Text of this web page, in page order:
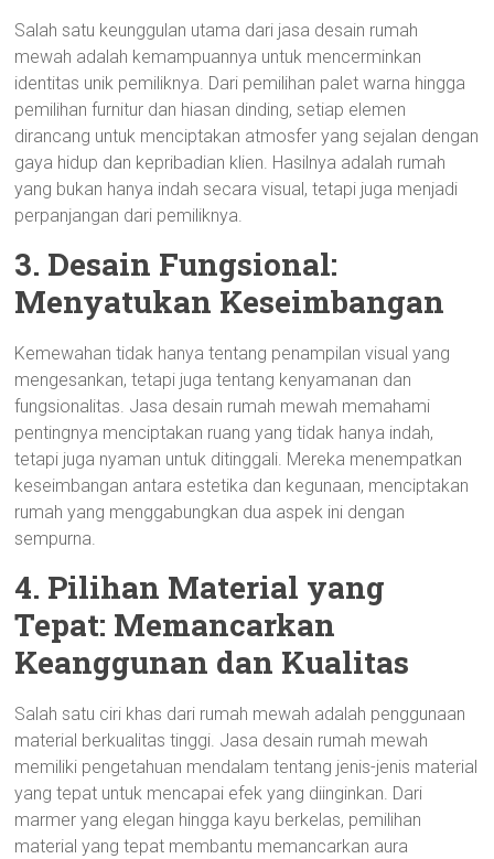
Salah satu keunggulan utama dari jasa desain rumah
mewah adalah kemampuannya untuk mencerminkan
identitas unik pemiliknya. Dari pemilihan palet warna hingga
pemilihan furnitur dan hiasan dinding, setiap elemen
dirancang untuk menciptakan atmosfer yang sejalan dengan
gaya hidup dan kepribadian klien. Hasilnya adalah rumah
yang bukan hanya indah secara visual, tetapi juga menjadi
perpanjangan dari pemiliknya.
3. Desain Fungsional:
Menyatukan Keseimbangan
Kemewahan tidak hanya tentang penampilan visual yang
mengesankan, tetapi juga tentang kenyamanan dan
fungsionalitas. Jasa desain rumah mewah memahami
pentingnya menciptakan ruang yang tidak hanya indah,
tetapi juga nyaman untuk ditinggali. Mereka menempatkan
keseimbangan antara estetika dan kegunaan, menciptakan
rumah yang menggabungkan dua aspek ini dengan
sempurna.
4. Pilihan Material yang
Tepat: Memancarkan
Keanggunan dan Kualitas
Salah satu ciri khas dari rumah mewah adalah penggunaan
material berkualitas tinggi. Jasa desain rumah mewah
memiliki pengetahuan mendalam tentang jenis-jenis material
yang tepat untuk mencapai efek yang diinginkan. Dari
marmer yang elegan hingga kayu berkelas, pemilihan
material yang tepat membantu memancarkan aura